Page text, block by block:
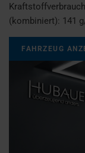
(kombiniert): 141
FAHRZEUG